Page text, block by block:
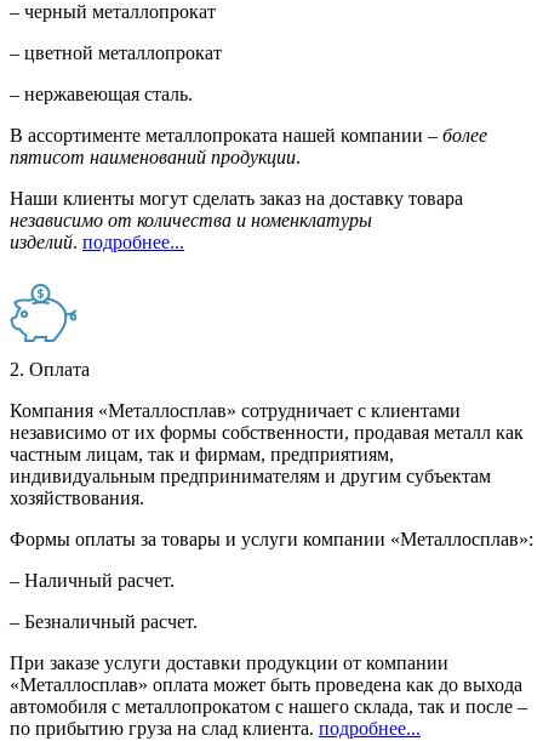
– черный металлопрокат
– цветной металлопрокат
– нержавеющая сталь.
В ассортименте металлопроката нашей компании – более
пятисот наименований продукции.
Наши клиенты могут сделать заказ на доставку товара
независимо от количества и номенклатуры
изделий. подробнее...
2. Оплата
Компания «Металлосплав» сотрудничает с клиентами
независимо от их формы собственности, продавая металл как
частным лицам, так и фирмам, предприятиям,
индивидуальным предпринимателям и другим субъектам
хозяйствования.
Формы оплаты за товары и услуги компании «Металлосплав»:
– Наличный расчет.
– Безналичный расчет.
При заказе услуги доставки продукции от компании
«Металлосплав» оплата может быть проведена как до выхода
автомобиля с металлопрокатом с нашего склада, так и после –
по прибытию груза на слад клиента. подробнее...